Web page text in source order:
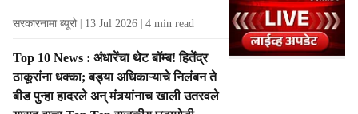
s
l
t
s
सरकारनामा ब्यूरो 13 Jul 2026 4 min read
Top 10 News : अंधारेंचा थेट बॉम्ब! हितेंद्र
ठाकूरांना धक्का; बड्या अधिकाऱ्याचे निलंबन ते
बीड पुन्हा हादरले अन् मंत्र्यांनाच खाली उतरवले